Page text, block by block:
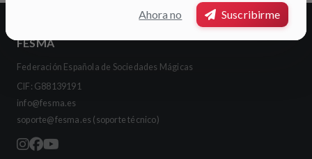
Ahora no Suscribirme
FESMA
Federación Española de Sociedades Mágicas
CIF: G88139191
info@fesma.es
soporte@fesma.es (soporte técnico)